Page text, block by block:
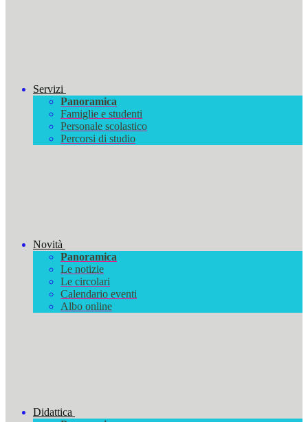
Servizi
Panoramica
Famiglie e studenti
Personale scolastico
Percorsi di studio
Novità
Panoramica
Le notizie
Le circolari
Calendario eventi
Albo online
Didattica